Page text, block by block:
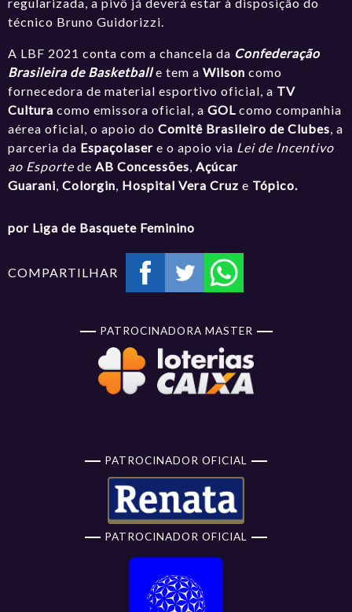
técnico Bruno Guidorizzi.
A LBF 2021 conta com a chancela da Confederação
Brasileira de Basketballe tem aWilson como
fornecedora de material esportivo oficial, a TV
Cultura como emissora oficial, aGOL como companhia
aérea oficial, o apoio doComitê Brasileiro de Clubes , a
parceria da Espaçolaser e o apoio via Lei de Incentivo
ao Esporte de AB Concessões Açúcar
Guarani Colorgin Hospital Vera Cruze Tópico.
por Liga de Basquete Feminino
COMPARTILHAR
PATROCINADORA MASTER
PATROCINADOR OFICIAL
PATROCINADOR OFICIAL